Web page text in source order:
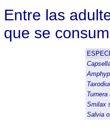
Entre las
que se
Smilax
Salvia